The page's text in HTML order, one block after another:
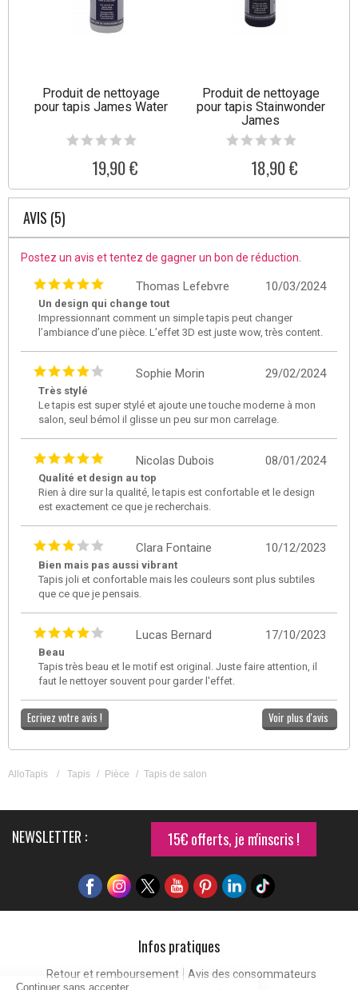
Continuer sans accepter
Produit de nettoyage
pour tapis James Water
19,90 €
Produit de nettoyage
pour tapis Stainwonder
James
18,90 €
AVIS (5)
Postez un avis et tentez de gagner un bon de réduction.
10/03/2024
Thomas Lefebvre
Un design qui change tout
Impressionnant comment un simple tapis peut changer
l’ambiance d’une pièce. L’effet 3D est juste wow, très content.
29/02/2024
Sophie Morin
Très stylé
Le tapis est super stylé et ajoute une touche moderne à mon
salon, seul bémol il glisse un peu sur mon carrelage.
08/01/2024
Nicolas Dubois
Qualité et design au top
Rien à dire sur la qualité, le tapis est confortable et le design
est exactement ce que je recherchais.
10/12/2023
Clara Fontaine
Bien mais pas aussi vibrant
Tapis joli et confortable mais les couleurs sont plus subtiles
que ce que je pensais.
17/10/2023
Lucas Bernard
Beau
Tapis très beau et le motif est original. Juste faire attention, il
faut le nettoyer souvent pour garder l'effet.
Ecrivez votre avis ! Voir plus d'avis
AlloTapis / Tapis / Pièce / Tapis de salon
NEWSLETTER : 15€ offerts, je m'inscris !
Infos pratiques
Retour et remboursement
Avis des consommateurs